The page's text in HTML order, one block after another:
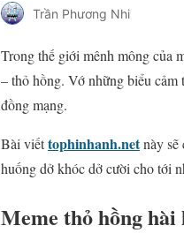
Trần Phương Nhi
Trong thế giới mênh mông của
– thỏ hồng. Vớ những biểu
đồng mạng.
Bài viếttophinhanh.netnày sẽ
huống dở khóc dở cười cho tới
Meme thỏ hồng